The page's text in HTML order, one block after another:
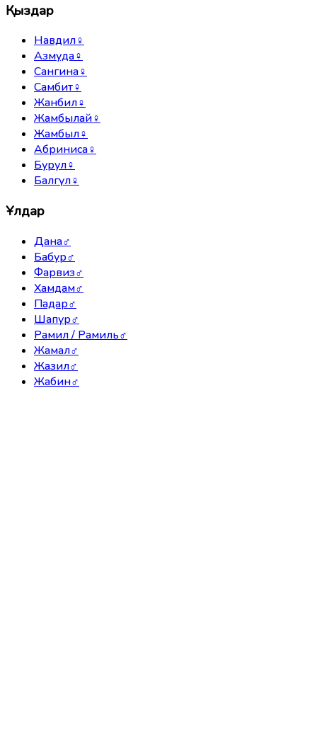
Қыздар
Навдил♀
Азмуда♀
Сангина♀
Самбит♀
Жанбил♀
Жамбылай♀
Жамбыл♀
Абриниса♀
Бурул♀
Балгүл♀
Ұлдар
Дана♂
Бабур♂
Фарвиз♂
Хамдам♂
Падар♂
Шапур♂
Рамил / Рамиль♂
Жамал♂
Жазил♂
Жабин♂